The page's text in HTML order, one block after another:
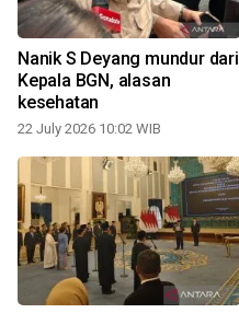
Nanik S Deyang mundur dari
Kepala BGN, alasan
kesehatan
22 July 2026 10:02 WIB